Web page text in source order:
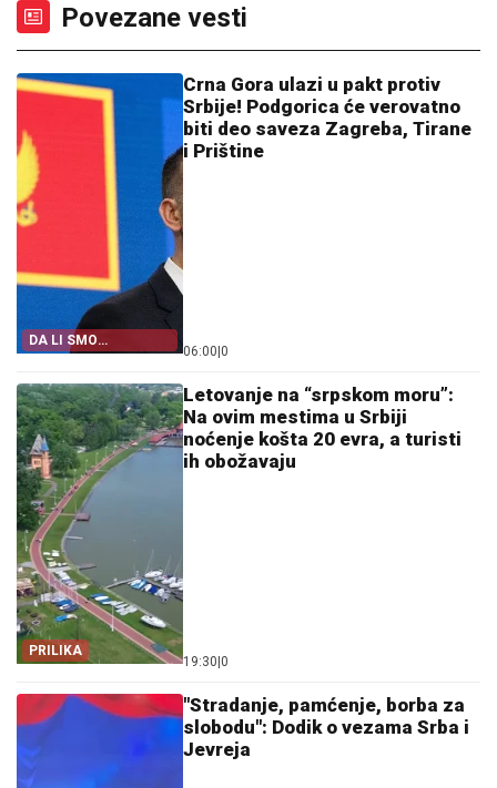
Povezane vesti
DA LI SMO
IZNENAĐENI?
Crna Gora ulazi u pakt protiv
Srbije! Podgorica će verovatno
biti deo saveza Zagreba, Tirane
i Prištine
06:00|0
PRILIKA
Letovanje na “srpskom moru”:
Na ovim mestima u Srbiji
noćenje košta 20 evra, a turisti
ih obožavaju
19:30|0
"Stradanje, pamćenje, borba za
slobodu": Dodik o vezama Srba i
Jevreja